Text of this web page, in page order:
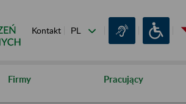
Kontakt
Firmy Pracujący